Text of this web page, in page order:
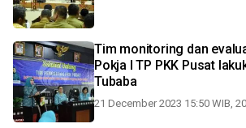
Tim monitoring dan
Pokja I TP PKK Pusat
Tubaba
21 December 2023 15:50 WIB,